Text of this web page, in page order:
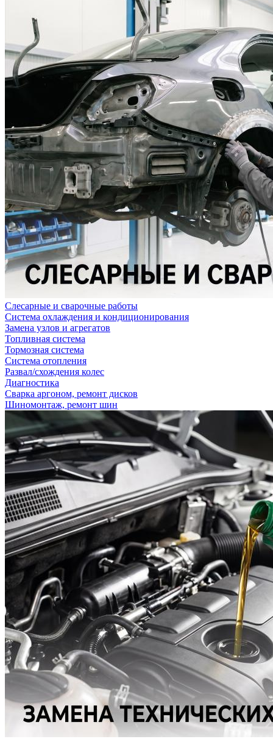
Слесарные и сварочные работы
Система охлаждения и кондиционирования
Замена узлов и агрегатов
Топливная система
Тормозная система
Система отопления
Развал/схождения колес
Диагностика
Сварка аргоном, ремонт дисков
Шиномонтаж, ремонт шин